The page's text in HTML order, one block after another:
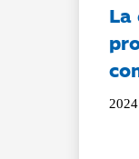
La
2024